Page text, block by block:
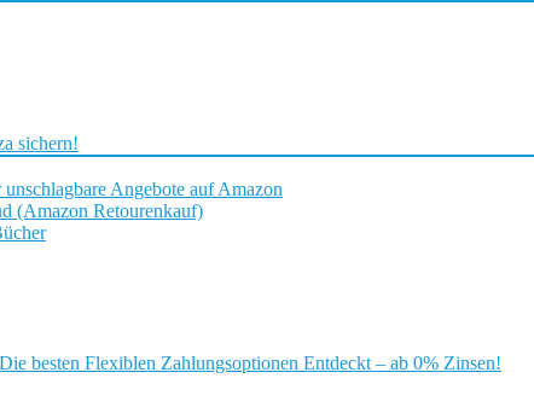
sichern!
Angebote auf Amazon
(Amazon Retourenkauf)
besten Flexiblen Zahlungsoptionen Entdeckt – ab 0% Zinsen!